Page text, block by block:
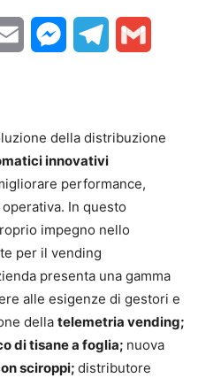
Email MessengerTelegram
della distribuzione
innovativi
performance,
In questo
impegno nello
per il vending
presenta una gamma
alle esigenze di gestori e
della telemetria vending;
di tisane a foglia; nuova
sciroppi; distributore